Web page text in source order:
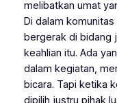
melibatkan umat
Di dalam
bergerak di bidang
keahlian itu. Ada
dalam kegiatan,
bicara. Tapi ketika
dipilih justru pihak